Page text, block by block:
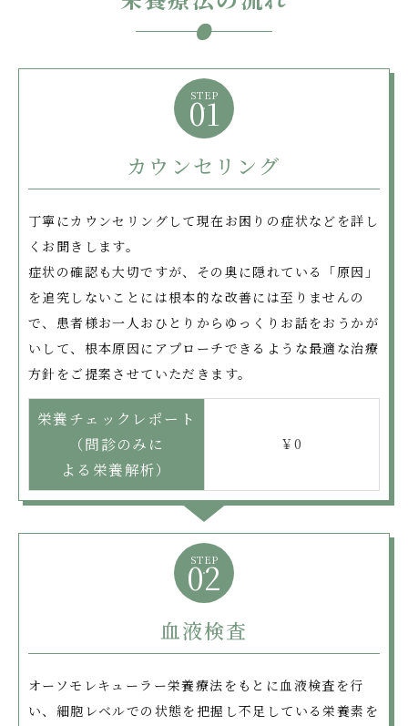
STEP
01
カウンセリング
丁寧にカウンセリングして現在お困りの症状などを詳し
くお聞きします。
症状の確認も大切ですが、その奥に隠れている「原因」
を追究しないことには根本的な改善には至りませんの
で、患者様お一人おひとりからゆっくりお話をおうかが
いして、根本原因にアプローチできるような最適な治療
方針をご提案させていただきます。
栄養チェック レポート
（問診のみに
よる栄養解析）
￥0
STEP
02
血液検査
オーソモレキューラー栄養療法をもとに血液検査を行
い、細胞レベルでの状態を把握し不足している栄養素を